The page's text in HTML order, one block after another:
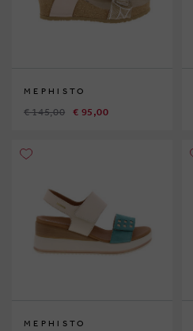
MEPHISTO
€ 145,00 € 95,00
MEPHISTO